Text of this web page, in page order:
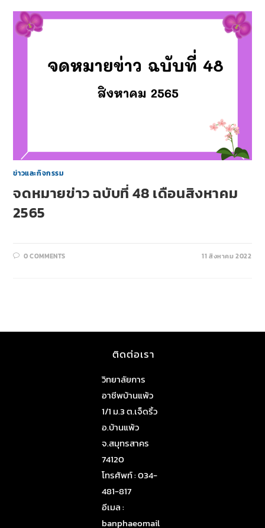
ข่าวและกิจกรรม
จดหมายข่าว ฉบับที่ 48 เดือนสิงหาคม
2565
0 COMMENTS 11 สิงหาคม 2022
ติดต่อเรา
วิทยาลัยการ
อาชีพบ้านแพ้ว
1/1 ม.3 ต.เจ็ดริ้ว
อ.บ้านแพ้ว
จ.สมุทรสาคร
74120
โทรศัพท์ : 034-
481-817
อีเมล :
banphaeomail